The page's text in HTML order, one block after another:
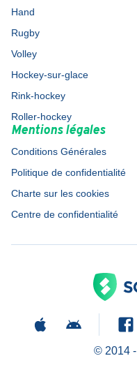
Hand
Rugby
Volley
Hockey-sur-glace
Rink-hockey
Roller-hockey
Mentions légales
Conditions Générales
Politique de confidentialité
Charte sur les cookies
Centre de confidentialité
© 2014 -